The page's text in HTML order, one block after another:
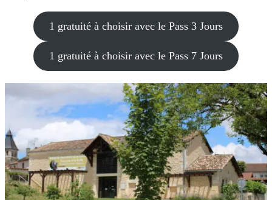
1 gratuité à choisir avec le Pass 3 Jours
1 gratuité à choisir avec le Pass 7 Jours